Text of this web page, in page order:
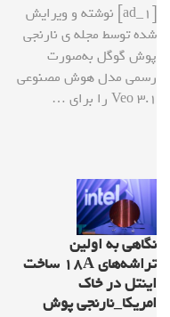
[ad_1] نوشته و ویرایش
شده توسط مجله ی نارنجی
پوش گوگل به‌صورت
رسمی مدل هوش مصنوعی
Veo 3.1 را برای …
نگاهی به اولین
تراشه‌های ۱۸A ساخت
اینتل در خاک
امریکا_نارنجی پوش